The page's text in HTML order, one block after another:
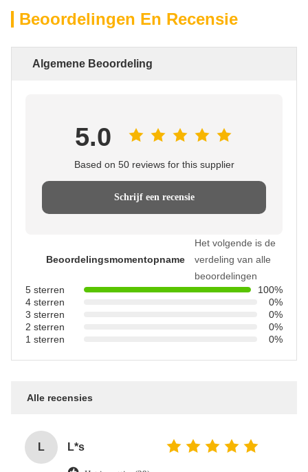
Beoordelingen En Recensie
Algemene Beoordeling
5.0
Based on 50 reviews for this supplier
Schrijf een recensie
Beoordelingsmomentopname
Het volgende is de
verdeling van alle
beoordelingen
5 sterren
100%
4 sterren
0%
3 sterren
0%
2 sterren
0%
1 sterren
0%
Alle recensies
L L*s